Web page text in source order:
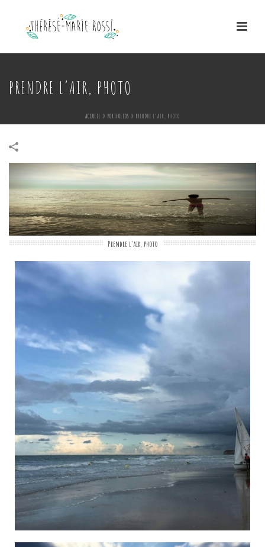
PRENDRE L’AIR, PHOTO
ACCUEIL » PORTFOLIOS » PRENDRE L’AIR, PHOTO
Prendre l'air, photo